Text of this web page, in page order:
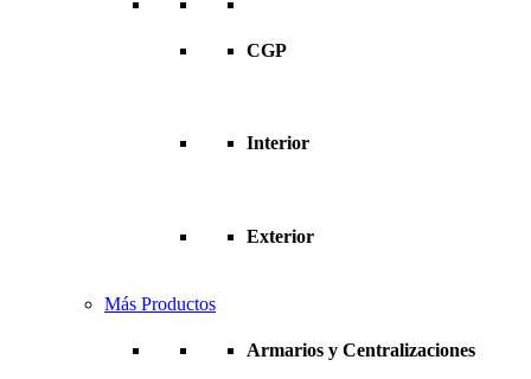
CGP
Interior
Exterior
Más Productos
Armarios y Centralizaciones